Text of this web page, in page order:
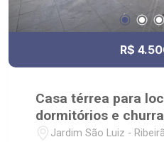
R$
Casa térrea para
dormitórios e
LuizJardim São Luiz -